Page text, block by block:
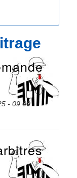
- 09:00